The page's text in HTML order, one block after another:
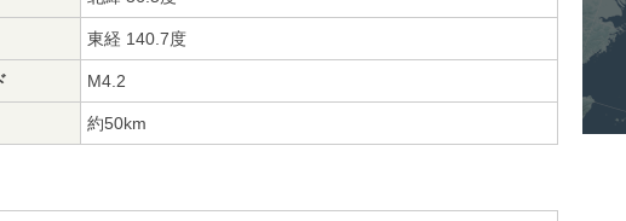
東経 140.7度
M4.2
約50km